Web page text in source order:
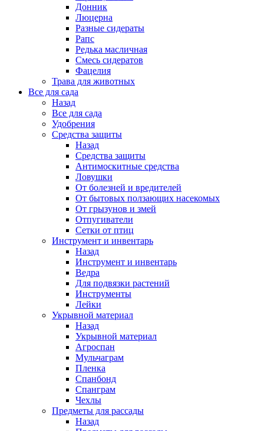
Донник
Люцерна
Разные сидераты
Рапс
Редька масличная
Смесь сидератов
Фацелия
Трава для животных
Все для сада
Назад
Все для сада
Удобрения
Средства защиты
Назад
Средства защиты
Антимоскитные средства
Ловушки
От болезней и вредителей
От бытовых ползающих насекомых
От грызунов и змей
Отпугиватели
Сетки от птиц
Инструмент и инвентарь
Назад
Инструмент и инвентарь
Ведра
Для подвязки растений
Инструменты
Лейки
Укрывной материал
Назад
Укрывной материал
Агроспан
Мульчаграм
Пленка
Спанбонд
Спанграм
Чехлы
Предметы для рассады
Назад